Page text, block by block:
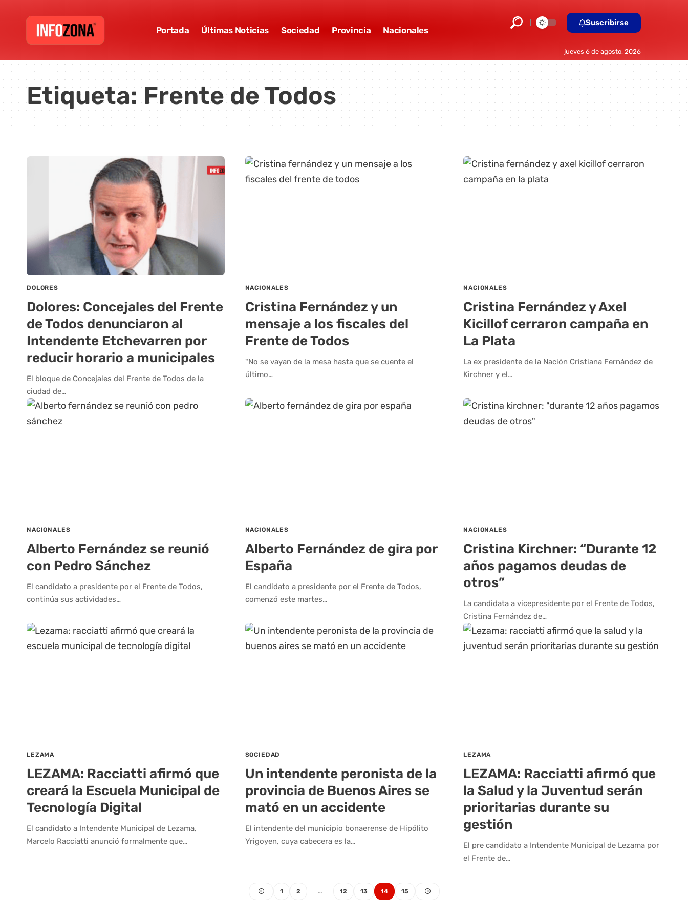
Portada Últimas Noticias Sociedad Provincia Nacionales
Suscribirse
jueves 6 de agosto, 2026
Etiqueta:Frente de Todos
DOLORES
Dolores: Concejales del Frente
de Todos denunciaron al
Intendente Etchevarren por
reducir horario a municipales
El bloque de Concejales del Frente de Todos de la
ciudad de…
NACIONALES
Cristina Fernández y un
mensaje a los fiscales del
Frente de Todos
"No se vayan de la mesa hasta que se cuente el
último…
NACIONALES
Cristina Fernández y Axel
Kicillof cerraron campaña en
La Plata
La ex presidente de la Nación Cristiana Fernández de
Kirchner y el…
NACIONALES
Alberto Fernández se reunió
con Pedro Sánchez
El candidato a presidente por el Frente de Todos,
continúa sus actividades…
NACIONALES
Alberto Fernández de gira por
España
El candidato a presidente por el Frente de Todos,
comenzó este martes…
NACIONALES
Cristina Kirchner: “Durante 12
años pagamos deudas de
otros”
La candidata a vicepresidente por el Frente de Todos,
Cristina Fernández de…
LEZAMA
LEZAMA: Racciatti afirmó que
creará la Escuela Municipal de
Tecnología Digital
El candidato a Intendente Municipal de Lezama,
Marcelo Racciatti anunció formalmente que…
SOCIEDAD
Un intendente peronista de la
provincia de Buenos Aires se
mató en un accidente
El intendente del municipio bonaerense de Hipólito
Yrigoyen, cuya cabecera es la…
LEZAMA
LEZAMA: Racciatti afirmó que
la Salud y la Juventud serán
prioritarias durante su
gestión
El pre candidato a Intendente Municipal de Lezama por
el Frente de…
1 2 … 12 13 14 15